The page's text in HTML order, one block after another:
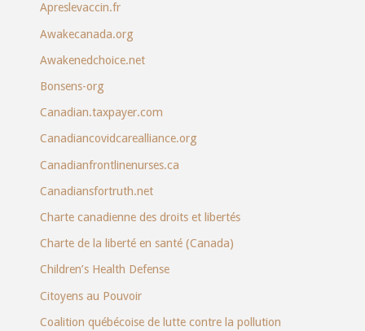
Apreslevaccin.fr
Awakecanada.org
Awakenedchoice.net
Bonsens-org
Canadian.taxpayer.com
Canadiancovidcarealliance.org
Canadianfrontlinenurses.ca
Canadiansfortruth.net
Charte canadienne des droits et libertés
Charte de la liberté en santé (Canada)
Children’s Health Defense
Citoyens au Pouvoir
Coalition québécoise de lutte contre la pollution